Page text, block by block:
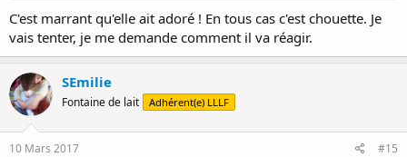
C'est marrant qu'elle ait adoré ! En tous cas c'est chouette. Je
vais tenter, je me demande comment il va réagir.
SEmilie
Fontaine de lait Adhérent(e) LLLF
10 Mars 2017 #15